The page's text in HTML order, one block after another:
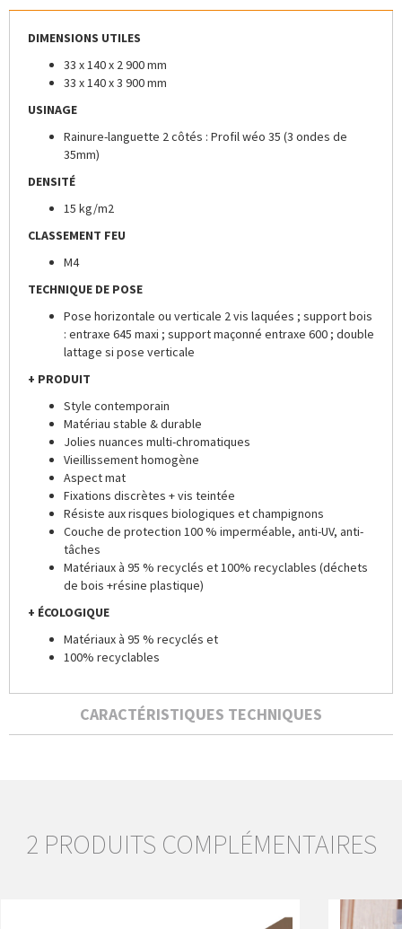
DIMENSIONS UTILES
33 x 140 x 2 900 mm
33 x 140 x 3 900 mm
USINAGE
Rainure-languette 2 côtés : Profil wéo 35 (3 ondes de
35mm)
DENSITÉ
15 kg/m2
CLASSEMENT FEU
M4
TECHNIQUE DE POSE
Pose horizontale ou verticale 2 vis laquées ; support bois
: entraxe 645 maxi ; support maçonné entraxe 600 ; double
lattage si pose verticale
+ PRODUIT
Style contemporain
Matériau stable & durable
Jolies nuances multi-chromatiques
Vieillissement homogène
Aspect mat
Fixations discrètes + vis teintée
Résiste aux risques biologiques et champignons
Couche de protection 100 % imperméable, anti-UV, anti-
tâches
Matériaux à 95 % recyclés et 100% recyclables (déchets
de bois +résine plastique)
+ ÉCOLOGIQUE
Matériaux à 95 % recyclés et
100% recyclables
CARACTÉRISTIQUES TECHNIQUES
2 PRODUITS COMPLÉMENTAIRES